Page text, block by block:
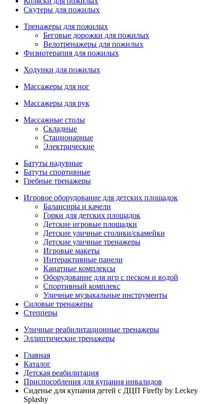
Скутеры для пожилых
Тренажеры для пожилых
Беговые дорожки для пожилых
Велотренажеры для пожилых
Физиотерапия для пожилых
Ходунки для пожилых
Массажеры для ног
Массажеры для рук
Массажные столы
Складные
Стационарные
Электрические
Батуты надувные
Батуты спортивные
Гребные тренажеры
Игровое оборудование для детских площадок
Балансиры и качели
Горки для детских площадок
Детские игровые площадки
Детские уличные столики/скамейки
Детские уличные тренажеры
Игровые макеты
Интерактивные панели
Канатные комплексы
Оборудование для игр с песком и водой
Спортивный комплекс
Уличные музыкальные инструменты
Силовые тренажеры
Степперы
Уличные реабилитационные тренажеры
Эллиптические тренажеры
Главная
Каталог
Детская реабилитация
Приспособления для купания инвалидов
Сиденье для купания детей с ДЦП Firefly by Leckey
Splashy